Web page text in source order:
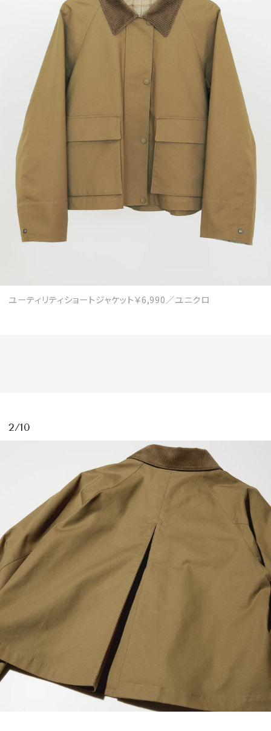
「The SPUR Club」。便利な機能と特典を無料で楽し
ログイン・新規会員登録
FOLLOW US
SPUR 2026 JULY
2026年9月号
ユーティリティショートジャケット￥6,990／ユニクロ
2/10